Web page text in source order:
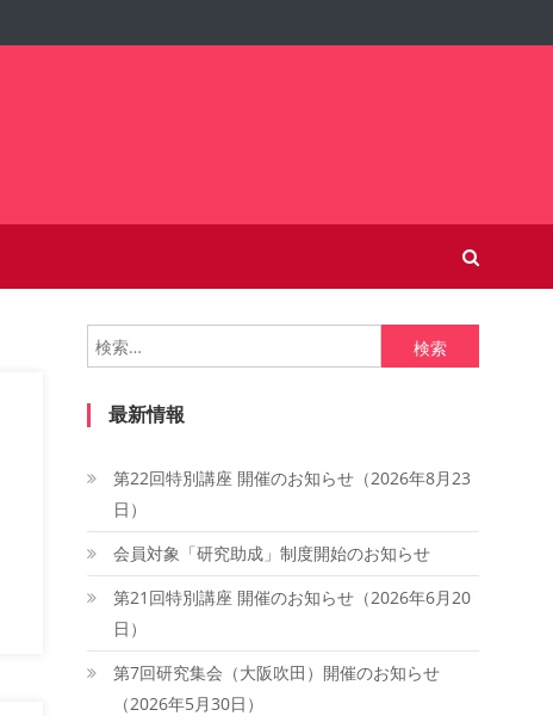
索:
最新情報
第22回特別講座 開催のお知らせ（2026年8月23
日）
会員対象「研究助成」制度開始のお知らせ
第21回特別講座 開催のお知らせ（2026年6月20
日）
第7回研究集会（大阪吹田）開催のお知らせ
（2026年5月30日）